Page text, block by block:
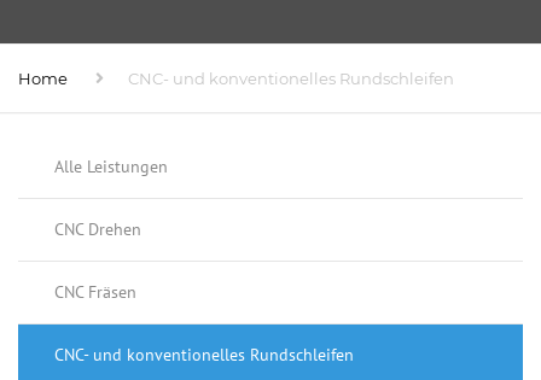
Home CNC- und konventionelles Rundschleifen
Alle Leistungen
CNC Drehen
CNC Fräsen
CNC- und konventionelles Rundschleifen